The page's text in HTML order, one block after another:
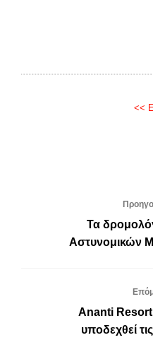
<<
Τα
Αστυνομικών
Ananti
υποδεχθεί